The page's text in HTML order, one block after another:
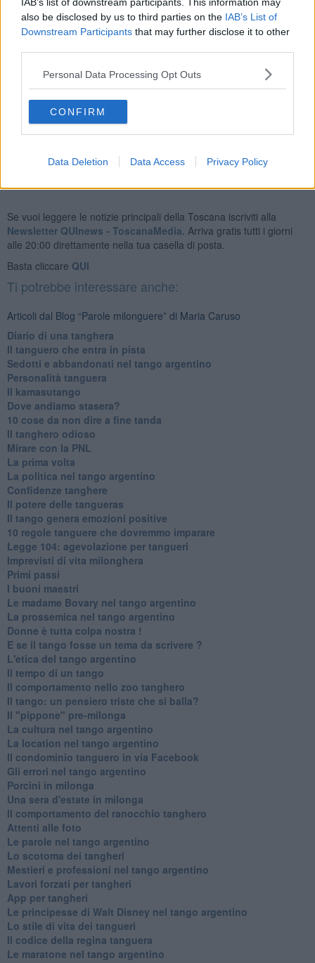
also be disclosed by us to third parties on the IAB’s List of
Downstream Participants that may further disclose it to other
Personal Data Processing Opt Outs
CONFIRM
Data Deletion Data Access Privacy Policy
La frase più bella detta da Daniele Donofrio , un buon Maestro:
“Se vengo in milonga mi voglio divertire”. In realtà il piacere è stato
difatti, non si possono nascondere perché basta guardare negli
occhi le persone per capire, cosa in quel momento, stanno
vivendo.
Maria Caruso
Se vuoi leggere le notizie principali della Toscana iscriviti alla
Newsletter QUInews - ToscanaMedia. Arriva gratis tutti i giorni
alle 20:00 direttamente nella tua casella di posta.
Basta cliccare QUI
Ti potrebbe interessare anche:
Articoli dal Blog “Parole milonguere” di Maria Caruso
Diario di una tanghera
Il tanguero che entra in pista
Sedotti e abbandonati nel tango argentino
Personalità tanguera
Il kamasutango
Dove andiamo stasera?
10 cose da non dire a fine tanda
Il tanghero odioso
Mirare con la PNL
La prima volta
La politica nel tango argentino
Confidenze tanghere
Il potere delle tangueras
Il tango genera emozioni positive
10 regole tanguere che dovremmo imparare
Legge 104: agevolazione per tangueri
Imprevisti di vita milonghera
Primi passi
I buoni maestri
Le madame Bovary nel tango argentino
La prossemica nel tango argentino
Donne è tutta colpa nostra !
E se il tango fosse un tema da scrivere ?
L'etica del tango argentino
Il tempo di un tango
Il comportamento nello zoo tanghero
Il tango: un pensiero triste che si balla?
Il "pippone" pre-milonga
La cultura nel tango argentino
La location nel tango argentino
Il condominio tanguero in via Facebook
Gli errori nel tango argentino
Porcini in milonga
Una sera d'estate in milonga
Il comportamento del ranocchio tanghero
Attenti alle foto
Le parole nel tango argentino
Lo scotoma dei tangheri
Mestieri e professioni nel tango argentino
Lavori forzati per tangheri
App per tangheri
Le principesse di Walt Disney nel tango argentino
Lo stile di vita dei tangueri
Il codice della regina tanguera
Le maratone nel tango argentino